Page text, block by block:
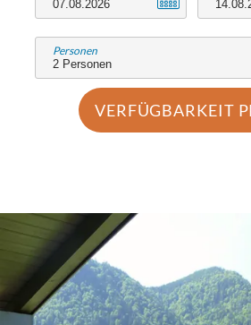
gerade mal 5-10 Minuten
Ihr Vorteil: Wir sind
Chiemgau Karte
Bei Ihrer Anreise erhalten
Bergbahnen, Skiliften und
sowie zu verschiedenen
geführten Wanderungen.
kostenloser Radverleih und
Personen
VERFÜGBARKEIT